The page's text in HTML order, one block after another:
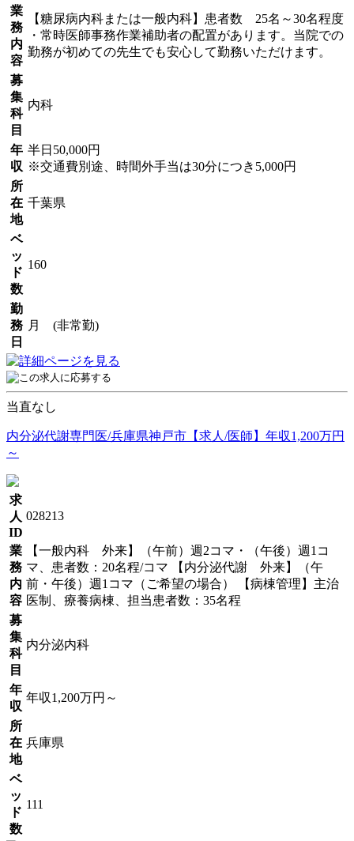
業
務
内
容
【糖尿病内科または一般内科】患者数 25名～30名程度
・常時医師事務作業補助者の配置があります。当院での
勤務が初めての先生でも安心して勤務いただけます。
募
集
科
目
内科
年
収
半日50,000円
※交通費別途、時間外手当は30分につき5,000円
所
在
地
千葉県
ベ
ッ
ド
数
160
勤
務
日
月 (非常勤)
当直なし
内分泌代謝専門医/兵庫県神戸市【求人/医師】年収1,200万円
～
求
人
ID
028213
業
務
内
容
【一般内科 外来】（午前）週2コマ・（午後）週1コ
マ、患者数：20名程/コマ 【内分泌代謝 外来】（午
前・午後）週1コマ（ご希望の場合） 【病棟管理】主治
医制、療養病棟、担当患者数：35名程
募
集
科
目
内分泌内科
年
収
年収1,200万円～
所
在
地
兵庫県
ベ
ッ
ド
数
111